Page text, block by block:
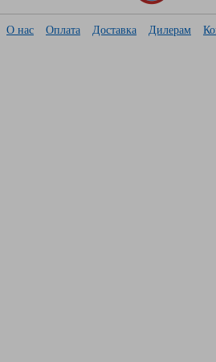
О нас Оплата Доставка Дилерам